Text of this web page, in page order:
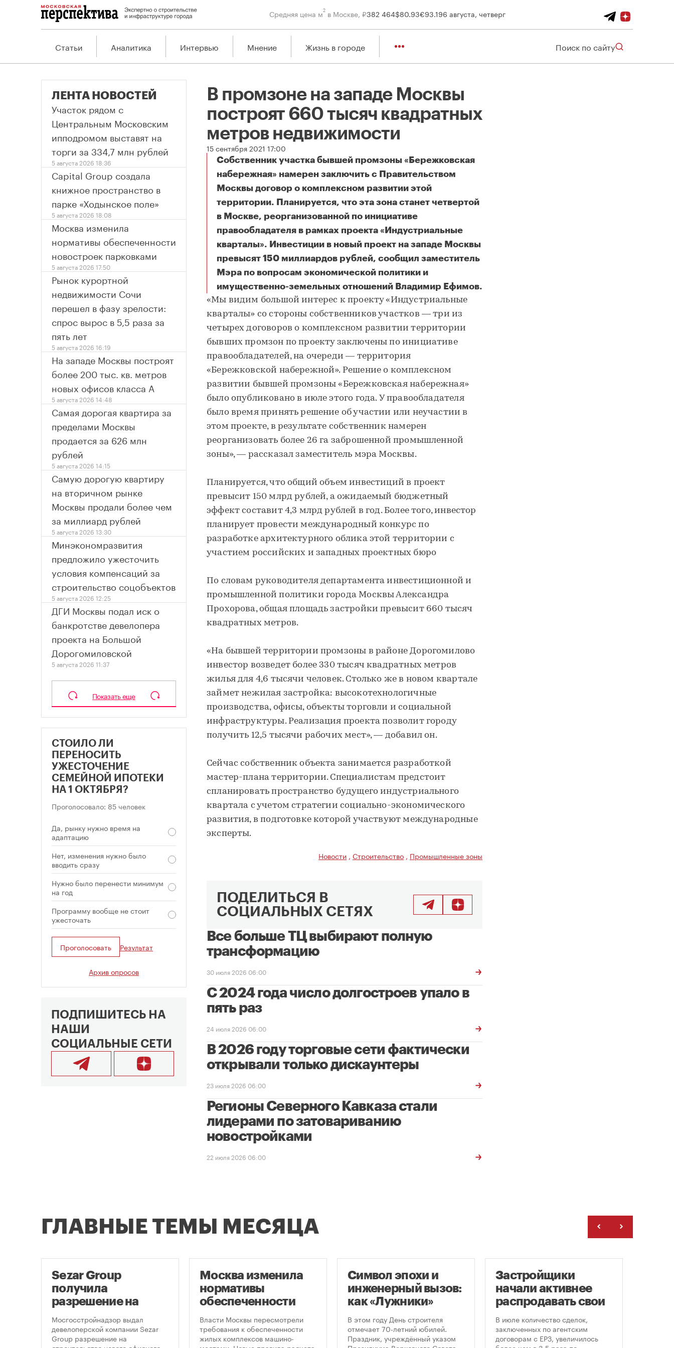
Средняя цена м2в Москве, ₽382 464$80.93€93.196 августа, четверг
Статьи Аналитика Интервью Мнение Жизнь в городе Поиск по сайту
В промзоне на западе Москвы
построят 660 тысяч квадратных
метров недвижимости
15 сентября 2021 17:00
Собственник участка бывшей промзоны «Бережковская
набережная» намерен заключить с Правительством
Москвы договор о комплексном развитии этой
территории. Планируется, что эта зона станет четвертой
в Москве, реорганизованной по инициативе
правообладателя в рамках проекта «Индустриальные
кварталы». Инвестиции в новый проект на западе Москвы
превысят 150 миллиардов рублей, сообщил заместитель
Мэра по вопросам экономической политики и
имущественно-земельных отношений Владимир Ефимов.
В промзоне на западе Москвы построят 660 тысяч квадратных метров недвижимости
«Мы видим большой интерес к проекту «Индустриальные
кварталы» со стороны собственников участков — три из
четырех договоров о комплексном развитии территории
бывших промзон по проекту заключены по инициативе
правообладателей, на очереди — территория
«Бережковской набережной». Решение о комплексном
развитии бывшей промзоны «Бережковская набережная»
было опубликовано в июле этого года. У правообладателя
было время принять решение об участии или неучастии в
этом проекте, в результате собственник намерен
реорганизовать более 26 га заброшенной промышленной
зоны», — рассказал заместитель мэра Москвы.
Планируется, что общий объем инвестиций в проект
превысит 150 млрд рублей, а ожидаемый бюджетный
эффект составит 4,3 млрд рублей в год. Более того, инвестор
планирует провести международный конкурс по
разработке архитектурного облика этой территории с
участием российских и западных проектных бюро
По словам руководителя департамента инвестиционной и
промышленной политики города Москвы Александра
Прохорова, общая площадь застройки превысит 660 тысяч
квадратных метров.
«На бывшей территории промзоны в районе Дорогомилово
инвестор возведет более 330 тысяч квадратных метров
жилья для 4,6 тысячи человек. Столько же в новом квартале
займет нежилая застройка: высокотехнологичные
производства, офисы, объекты торговли и социальной
инфраструктуры. Реализация проекта позволит городу
получить 12,5 тысячи рабочих мест», — добавил он.
Сейчас собственник объекта занимается разработкой
мастер-плана территории. Специалистам предстоит
спланировать пространство будущего индустриального
квартала с учетом стратегии социально-экономического
развития, в подготовке которой участвуют международные
эксперты.
Новости , Строительство , Промышленные зоны
ПОДЕЛИТЬСЯ В
СОЦИАЛЬНЫХ СЕТЯХ
Все больше ТЦ выбирают полную
трансформацию
30 июля 2026 06:00
С 2024 года число долгостроев упало в
пять раз
24 июля 2026 06:00
В 2026 году торговые сети фактически
открывали только дискаунтеры
23 июля 2026 06:00
Регионы Северного Кавказа стали
лидерами по затовариванию
новостройками
22 июля 2026 06:00
ЛЕНТА НОВОСТЕЙ
Участок рядом с
Центральным Московским
ипподромом выставят на
торги за 334,7 млн рублей
5 августа 2026 18:36
Capital Group создала
книжное пространство в
парке «Ходынское поле»
5 августа 2026 18:08
Москва изменила
нормативы обеспеченности
новостроек парковками
5 августа 2026 17:50
Рынок курортной
недвижимости Сочи
перешел в фазу зрелости:
спрос вырос в 5,5 раза за
пять лет
5 августа 2026 16:19
На западе Москвы построят
более 200 тыс. кв. метров
новых офисов класса А
5 августа 2026 14:48
Самая дорогая квартира за
пределами Москвы
продается за 626 млн
рублей
5 августа 2026 14:15
Самую дорогую квартиру
на вторичном рынке
Москвы продали более чем
за миллиард рублей
5 августа 2026 13:30
Минэкономразвития
предложило ужесточить
условия компенсаций за
строительство соцобъектов
5 августа 2026 12:25
ДГИ Москвы подал иск о
банкротстве девелопера
проекта на Большой
Дорогомиловской
5 августа 2026 11:37
Показать еще
СТОИЛО ЛИ
ПЕРЕНОСИТЬ
УЖЕСТОЧЕНИЕ
СЕМЕЙНОЙ ИПОТЕКИ
НА 1 ОКТЯБРЯ?
Проголосовало: 85 человек
Да, рынку нужно время на
адаптацию
Нет, изменения нужно было
вводить сразу
Нужно было перенести минимум
на год
Программу вообще не стоит
ужесточать
Проголосовать Результат
Архив опросов
ПОДПИШИТЕСЬ НА
НАШИ
СОЦИАЛЬНЫЕ СЕТИ
ГЛАВНЫЕ ТЕМЫ МЕСЯЦА
Sezar Group
получила
разрешение на
строительство
небоскреба в
«Москва-Сити»
Мосгосстройнадзор выдал
девелоперской компании Sezar
Group разрешение на
Москва изменила
нормативы
обеспеченности
новостроек
парковками
Власти Москвы пересмотрели
требования к обеспеченности
жилых комплексов машино-
Символ эпохи и
инженерный вызов:
как «Лужники»
стали символом
Дня строителя
В этом году День строителя
отмечает 70-летний юбилей.
Праздник, учреждённый указом
Застройщики
начали активнее
распродавать свои
земельные участки
В июле количество сделок,
заключенных по агентским
договорам с ЕРЗ, увеличилось